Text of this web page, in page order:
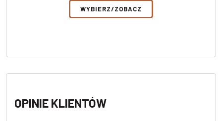
WYBIERZ/ZOBACZ
OPINIE KLIENTÓW